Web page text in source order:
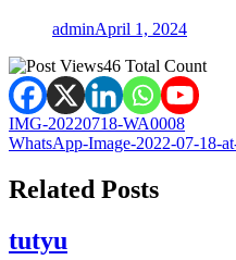
adminApril 1, 2024
46 Total Count
Post
navigation
IMG-20220718-WA0008
WhatsApp-Image-2022-07-18-
Related Posts
tutyu